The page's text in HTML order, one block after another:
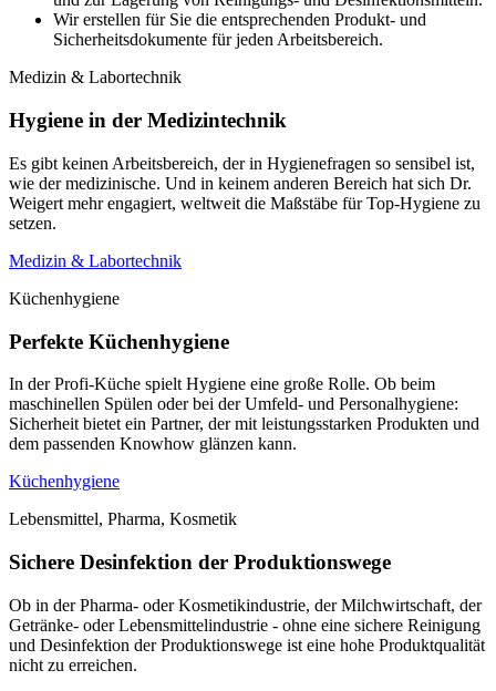
Wir erstellen für Sie die entsprechenden Produkt- und
Sicherheitsdokumente für jeden Arbeitsbereich.
Medizin & Labortechnik
Hygiene in der Medizintechnik
Es gibt keinen Arbeitsbereich, der in Hygienefragen so sensibel ist,
wie der medizinische. Und in keinem anderen Bereich hat sich Dr.
Weigert mehr engagiert, weltweit die Maßstäbe für Top-Hygiene zu
setzen.
Medizin & Labortechnik
Küchenhygiene
Perfekte Küchenhygiene
In der Profi-Küche spielt Hygiene eine große Rolle. Ob beim
maschinellen Spülen oder bei der Umfeld- und Personalhygiene:
Sicherheit bietet ein Partner, der mit leistungsstarken Produkten und
dem passenden Knowhow glänzen kann.
Küchenhygiene
Lebensmittel, Pharma, Kosmetik
Sichere Desinfektion der Produktionswege
Ob in der Pharma- oder Kosmetikindustrie, der Milchwirtschaft, der
Getränke- oder Lebensmittelindustrie - ohne eine sichere Reinigung
und Desinfektion der Produktionswege ist eine hohe Produktqualität
nicht zu erreichen.